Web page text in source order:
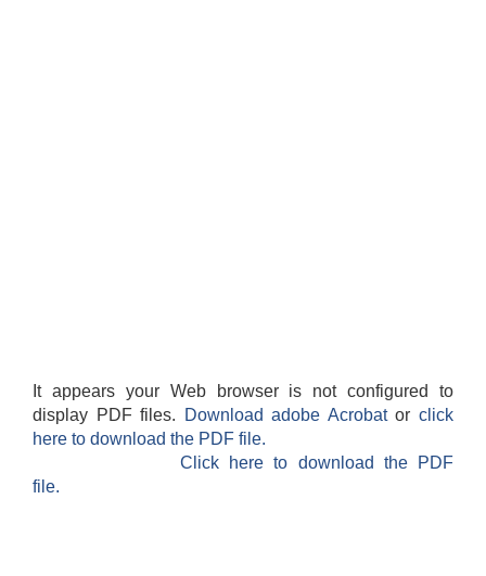
It appears your Web browser is not configured to
display PDF files.
Download adobe Acrobatorclick
here to download the PDF file.
Click here to download the PDF
file.